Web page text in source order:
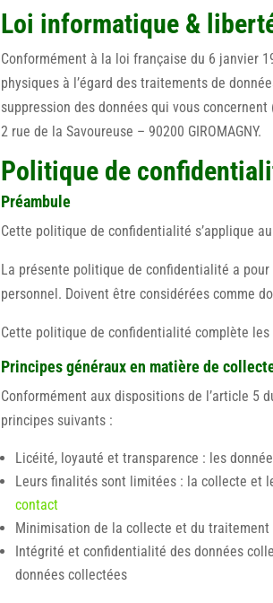
Loi informatique &
Conformément à la loi française du 6 janvier
physiques à l’égard des traitements de
suppression des données qui vous
2 rue de la Savoureuse – 90200 GIROMAGNY.
Politique de
Préambule
Cette politique de confidentialité s’applique
La présente politique de confidentialité a
personnel. Doivent être considérées comme
Cette politique de confidentialité complète
Principes généraux en matière de
Conformément aux dispositions de l’article 5
principes suivants :
Licéité, loyauté et transparence : les
Leurs finalités sont limitées : la collecte et
contact
Minimisation de la collecte et du traitement
Intégrité et confidentialité des données
données collectées